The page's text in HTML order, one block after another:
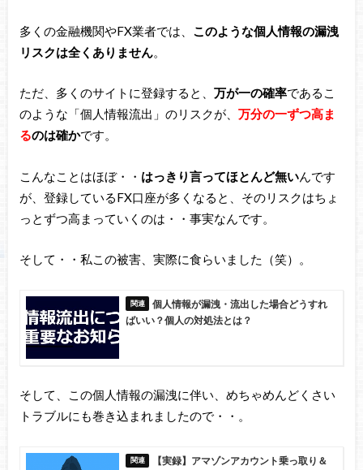
多くの金融機関やFX業者では、
このような個人情報の漏洩
リスクは全くありません
ただ、多くのサイトに登録すると、 万が一の確率であるこ
のような「個人情報流出」のリスクが、 万分の一ずつ高ま
るのは確かです。
こんなことはほぼ・・ はっきり言ってほとんど無いんです
が、登録しているFX口座が多くなると、そのリスクはちょ
っとずつ高まっていくのは・・事実なんです。
そして・・私この被害、実際に食らいました（笑）。
個人情報が漏洩・流出した場合どうすれ
ばいい？個人の対処法とは？
そして、この個人情報の漏洩に伴い、めちゃめんどくさい
トラブルにも巻き込まれましたので・・。
【実録】アマゾンアカウント乗っ取り＆